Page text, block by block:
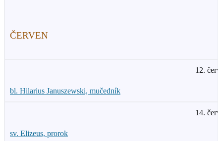
ČERVEN
12.
bl. Hilarius Januszewski, mučedník
14.
sv. Elizeus, prorok